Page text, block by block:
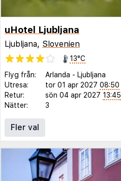
uHotel Ljubljana
Ljubljana, Slovenien
13°C
Flyg från:
Arlanda - Ljubljana
Utresa:
tor 01 apr 2027 08:50
Retur:
sön 04 apr 2027 13:45
Nätter:
3
Fler val